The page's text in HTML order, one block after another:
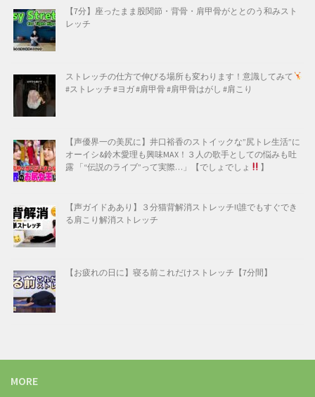
【7分】座ったまま股関節・背骨・肩甲骨がととのう和みスト
レッチ
ストレッチの仕方で伸びる場所も変わります！意識してみて
#ストレッチ #ヨガ #肩甲骨 #肩甲骨はがし #肩こり
【声優界一の美尻に】井口裕香のストイックな”尻トレ生活”に
オーイシ&鈴木愛理も興味MAX！３人の歌手としての悩みも吐
露 「“伝説のライブ”って実際…」【でしょでしょ
】
【声ガイドああり】３分猫背解消ストレッチ!!誰でもすぐでき
る肩こり解消ストレッチ
【お疲れの日に】寝る前これだけストレッチ【7分間】
MORE